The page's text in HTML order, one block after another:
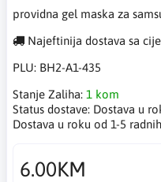
providna gel maska za
Najeftinija dostava sa
PLU: BH2-A1-435
Stanje Zaliha: 1 kom
Status dostave: Dostava u
Dostava u roku od 1-5
6.00KM